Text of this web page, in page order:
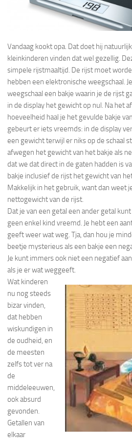
Vandaag kookt opa. Dat doet hij
kleinkinderen vinden dat wel gezellig.
simpele rijstmaaltijd. De rijst moet
hebben een elektronische weegschaal.
weegschaal een bakje waarin je de rijst
in de display het gewicht op nul. Na het
hoeveelheid haal je het gevulde bakje
gebeurt er iets vreemds: in de display
een gewicht terwijl er niks op de schaal
afwegen het gewicht van het bakje als
dat we dat direct in de gaten hadden is
bakje inclusief de rijst het gewicht van
Makkelijk in het gebruik, want dan weet
nettogewicht van de rijst.
Dat je van een getal een ander getal
geen enkel kind vreemd. Je hebt een
geeft weer wat weg. Tja, dan hou je
beetje mysterieus als een bakje een
Je kunt immers ook niet een negatief
als je er wat weggeeft.
Wat kinderen
nu nog steeds
bizar vinden,
dat hebben
wiskundigen in
de oudheid, en
de meesten
zelfs tot ver na
de
middeleeuwen,
ook absurd
gevonden.
Getallen van
elkaar